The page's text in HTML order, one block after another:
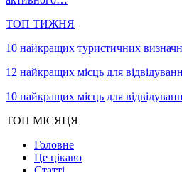
ТОП ТИЖНЯ
10 найкращих туристичних
12 найкращих місць для
10 найкращих місць для
ТОП МІСЯЦЯ
Головне
Це цікаво